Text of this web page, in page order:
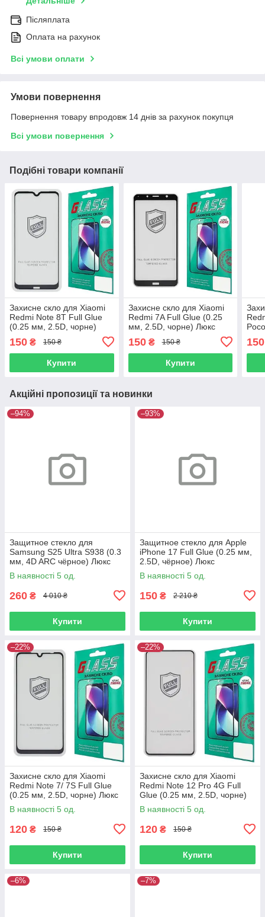
Післяплата
Оплата на рахунок
Всі умови оплати
Умови повернення
Повернення товару впродовж 14 днів за рахунок покупця
Всі умови повернення
Подібні товари компанії
Захисне скло для Xiaomi
Redmi Note 8T Full Glue
(0.25 мм, 2.5D, чорне)
150 ₴ 150 ₴
Купити
Захисне скло для Xiaomi
Redmi 7A Full Glue (0.25
мм, 2.5D, чорне) Люкс
150₴ 150 ₴
Купити
150
Акційні пропозиції та новинки
–94%
Защитное стекло для
Samsung S25 Ultra S938 (0.3
мм, 4D ARC чёрное) Люкс
В наявності 5 од.
260 ₴ 4 010 ₴
Купити
–93%
Защитное стекло для Apple
iPhone 17 Full Glue (0.25 мм,
2.5D, чёрное) Люкс
В наявності 5 од.
150 ₴ 2 210 ₴
Купити
–22%
Захисне скло для Xiaomi
Redmi Note 7/ 7S Full Glue
(0.25 мм, 2.5D, чорне) Люкс
В наявності 5 од.
120 ₴ 150 ₴
Купити
–22%
Захисне скло для Xiaomi
Redmi Note 12 Pro 4G Full
Glue (0.25 мм, 2.5D, чорне)
Люкс
В наявності 5 од.
120 ₴ 150 ₴
Купити
–6% –7%